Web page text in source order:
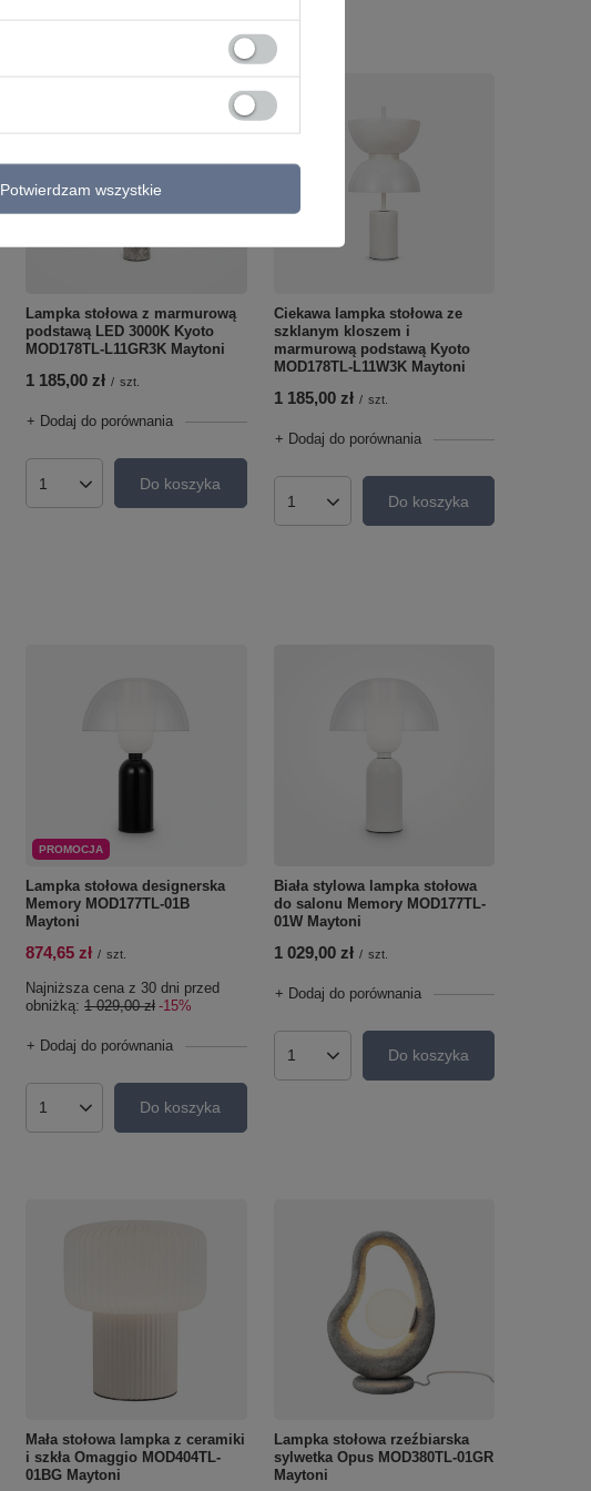
Lampka stołowa z marmurową
podstawą LED 3000K Kyoto
MOD178TL-L11GR3K Maytoni
1 185,00 zł / szt.
+ Dodaj do porównania
Ilość produktówDo koszyka
Ciekawa lampka stołowa ze
szklanym kloszem i
marmurową podstawą Kyoto
MOD178TL-L11W3K Maytoni
1 185,00 zł / szt.
+ Dodaj do porównania
Ilość produktówDo koszyka
PROMOCJA
Lampka stołowa designerska
Memory MOD177TL-01B
Maytoni
874,65 zł / szt.
Najniższa cena z 30 dni przed
obniżką: 1 029,00 zł -15%
+ Dodaj do porównania
Ilość produktówDo koszyka
Biała stylowa lampka stołowa
do salonu Memory MOD177TL-
01W Maytoni
1 029,00 zł / szt.
+ Dodaj do porównania
Ilość produktówDo koszyka
Mała stołowa lampka z ceramiki
i szkła Omaggio MOD404TL-
01BG Maytoni
Lampka stołowa rzeźbiarska
sylwetka Opus MOD380TL-01GR
Maytoni
Potwierdzam wszystkie